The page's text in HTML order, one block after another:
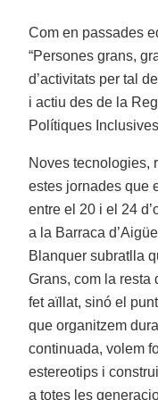
Com en passades
“Persones grans,
d’activitats per tal
i actiu des de la
Polítiques
Noves tecnologies,
estes jornades que
entre el 20 i el 24
a la Barraca
Blanquer subratlla
Grans, com la resta
fet aïllat, sinó el
que organitzem
continuada, volem
estereotips i
a totes les